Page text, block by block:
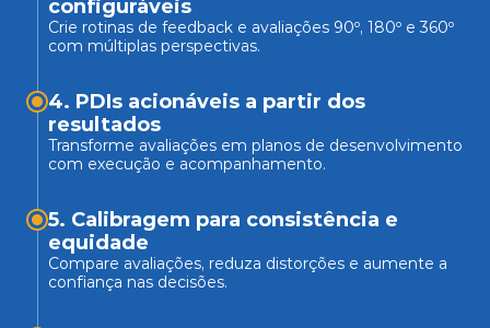
Crie rotinas de feedback e avaliações 90º, 180º e 360º
com múltiplas perspectivas.
4. PDIs acionáveis a partir dos
Transforme avaliações em planos de desenvolvimento
com execução e acompanhamento.
5. Calibragem para consistência e
equidade
Compare avaliações, reduza distorções e aumente a
confiança nas decisões.